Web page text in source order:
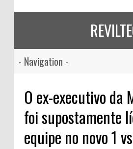
O ex-executivo da
foi supostamente
equipe no novo 1